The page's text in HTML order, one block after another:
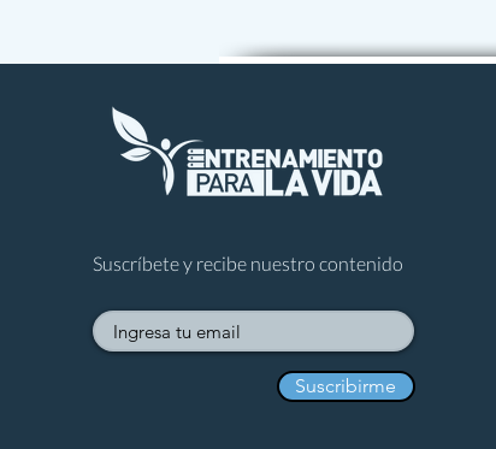
Suscríbete y recibe nuestro contenido
Suscribirme